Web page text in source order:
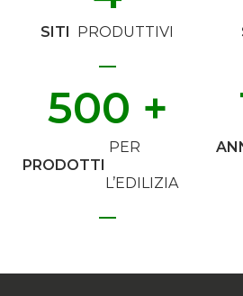
SITI PRODUTTIVI
PRODOTTI
PER
L’EDILIZIA
500 +